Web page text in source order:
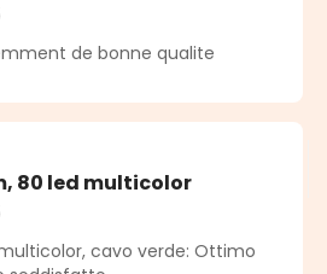
5 su 5 stellede bonne qualite
80 led multicolor
5 su 5 stellecavo verde: Ottimo